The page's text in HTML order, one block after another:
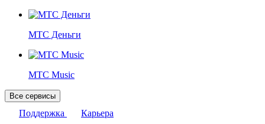
МТС Деньги
МТС Music
Все сервисы
Поддержка
Карьера